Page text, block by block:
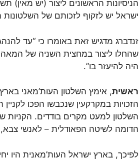
הניסיונות הראשונים ליצור (יש
ישראל יש לזקוף לזכותם של השלטונות
זנדברג מדגיש זאת באומרו כי “עד
היה להיעזר בו”.
ראשית, אימץ השלטון העות’מאני
הזכויות במקרקעין שנכבשו הפכו
השלטון למעט מקרים בודדים. הקניות
הדומה לשיטה הפאודלית – לאנשי צבא,
לפיכך, בארץ ישראל העות’מאנית היו